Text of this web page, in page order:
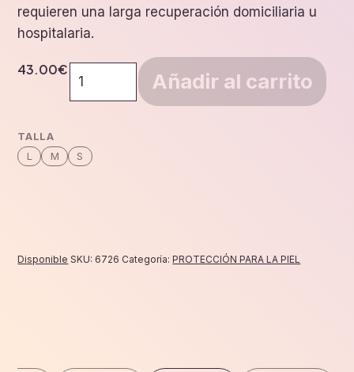
requieren una larga recuperación domiciliaria u
hospitalaria.
TALLA
L M S
43.00€
transpirable
cantidad
Añadir al carrito
Disponible SKU: 6726 Categoría:PROTECCIÓN PARA LA PIEL